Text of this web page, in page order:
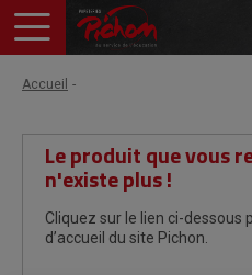
Accueil
Le produit que vous
n'existe plus !
Cliquez sur le lien ci-dessous
d’accueil du site Pichon.